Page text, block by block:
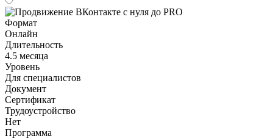
Формат
Онлайн
Длительность
4.5 месяца
Уровень
Для специалистов
Документ
Сертификат
Трудоустройство
Нет
Программа